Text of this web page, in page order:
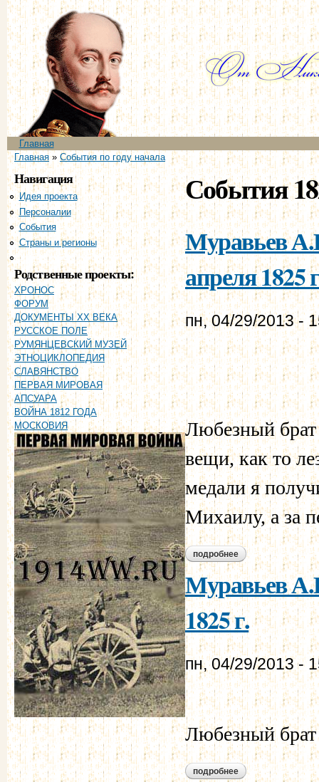
Главное меню
Главная
Вы здесь
Главная» События по году начала
Навигация
Идея проекта
Персоналии
События
Страны и регионы
Хронология
Родственные проекты:
ХРОНОС
ФОРУМ
ДОКУМЕНТЫ XX ВЕКА
РУССКОЕ ПОЛЕ
РУМЯНЦЕВСКИЙ МУЗЕЙ
ЭТНОЦИКЛОПЕДИЯ
СЛАВЯНСТВО
ПЕРВАЯ МИРОВАЯ
АПСУАРА
ВОЙНА 1812 ГОДА
МОСКОВИЯ
События
Муравьев
апреля 1825
пн, 04/29/2013 -
Любезный
вещи, как то
медали я
Михаилу, а за
подробнее о муравьев а.н. -
Муравьев
1825 г.
пн, 04/29/2013 -
Любезный
подробнее о муравьев а.н. -